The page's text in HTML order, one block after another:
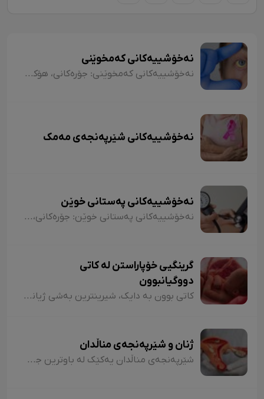
نەخۆشییەکانی کەمخوێنی
نەخۆشییەکانی کەمخوێنی: جۆرەکانی، هۆکارەکان، نیشانەکان، شێوازی چارەسەرکردن و کەی پێویستە مرۆڤ بچێتە نەخۆشخانە یان لای پزیشک؟
نەخۆشییەکانی شێرپەنجەی مەمک
نەخۆشییەکانی پەستانی خوێن
نەخۆشییەکانی پەستانی خوێن: جۆرەکانی، هۆکارەکان، نیشانەکان، شێوازی چارەسەرکردن و کەی پێویستە مرۆڤ بچێتە نەخۆشخانە یان بۆ لای پزیشک؟
گرینگیی خۆپاراستن لە کاتی
دووگیانبوون
کاتی بوون بە دایک، شیرینترین بەشی ژیانی هەر ژنێکە. چاوەدێری و ئاگالێبوون لە دەورانی دووگیانبوون، گرینگترین کارێکە کە دایک و کەسانی دەوروبەری دەتوانن بۆ تەندروستیی ئاوەلەمە و کۆرپەڵە بیکەن.
ژنان و شێرپەنجەی مناڵدان
شێرپەنجەی مناڵدان یەکێک لە باوترین جۆرەکانی شێرپەنجەیە لە نێوان ژنان. هەبوونی زانیاری لەبارەی نیشانەکانی ئەم نەخۆشییە و ناسینی خێرای، کاریگەریی زۆری لەسەر چارەسەرکردنەکەی هەیە. خوێنڕێژیی نائاسایی باوترین نیشانەی شێرپەنجەی مناڵدانە.